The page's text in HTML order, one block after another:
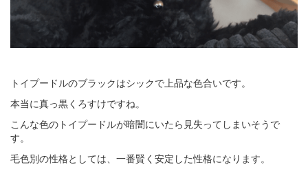
トイプードルのブラックはシックで上品な色合いです。
本当に真っ黒くろすけですね。
こんな色のトイプードルが暗闇にいたら見失ってしまいそうで
す。
毛色別の性格としては、一番賢く安定した性格になります。